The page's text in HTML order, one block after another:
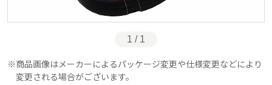
1 / 1
商品画像はメーカーによるパッケージ変更や仕様変更などにより
変更される場合がございます。